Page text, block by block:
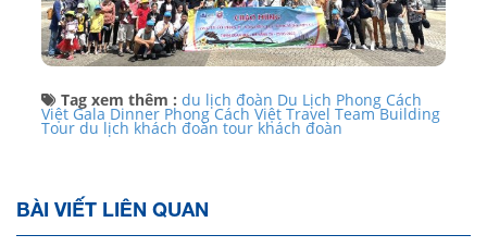
Tag xem thêm : du lịch đoàn Du Lịch Phong Cách
Việt Gala Dinner Phong Cách Việt Travel Team Building
Tour du lịch khách đoàn tour khách đoàn
BÀI VIẾT LIÊN QUAN